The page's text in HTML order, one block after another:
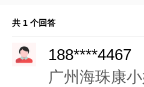
共 1 个回答
188****4467
广州海珠康